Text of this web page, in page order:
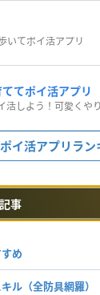
いてポイ活アプリ
てポイ活アプリ
イ活アプリラン
事
め
ル（全防具網羅）